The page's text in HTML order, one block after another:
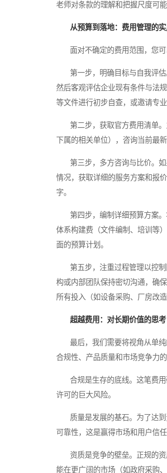
老师对条款的理解和把握尺度可
从预算到落地：费用管理的
面对不确定的费用范围，您可
第一步，明确目标与自我评估
然后客观评估企业现有条件与法
等文件进行初步自查，或邀请专业
第二步，获取官方费用清单。
下属的相关单位），咨询当前最
第三步，多方咨询与比价。如
情况，获取详细的服务方案和报
字。
第四步，编制详细预算方案。
体系构建费（文件编制、培训等
面的预算计划。
第五步，注重过程管理以控制
构或内部团队保持密切沟通，确
所有投入（如设备采购、厂房改
超越费用：对长期价值的思考
最后，我们需要将视角从单纯
合规性、产品质量和市场竞争力的
合规是生存的底线。这笔费用
许可的巨大风险。
质量是发展的基石。为了达到
可靠性，这是赢得市场和用户信任
资质是竞争的壁垒。正规的资
能在更广阔的市场（如政府采购